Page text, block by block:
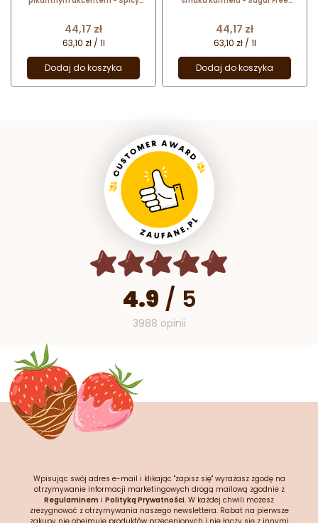
szklana butelka
Cena
44,17 zł
63,10 zł / 1l
Dodaj do koszyka
szklana butelka
Cena
44,17 zł
63,10 zł / 1l
Dodaj do koszyka
4.9 / 5
3988 opinii
Wpisując swój adres e-mail i klikając "zapisz się" wyrażasz zgodę na
otrzymywanie informacji marketingowych drogą mailową zgodnie z
Regulaminem i Polityką Prywatności. W każdej chwili możesz
zrezygnować z otrzymywania naszego newslettera. Rabat na pierwsze